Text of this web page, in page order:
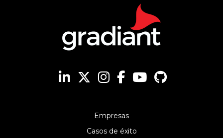
Empresas
Casos de éxito